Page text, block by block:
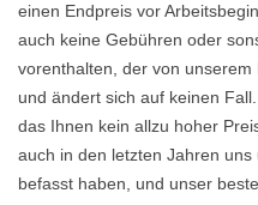
einen Endpreis vor
auch keine Gebühren oder
vorenthalten, der von unserem
und ändert sich auf keinen
das Ihnen kein allzu hoher
auch in den letzten Jahren
befasst haben, und unser